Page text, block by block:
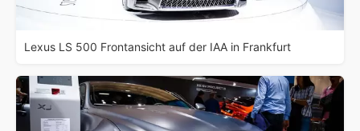
Lexus LS 500 Frontansicht auf der IAA in Frankfurt